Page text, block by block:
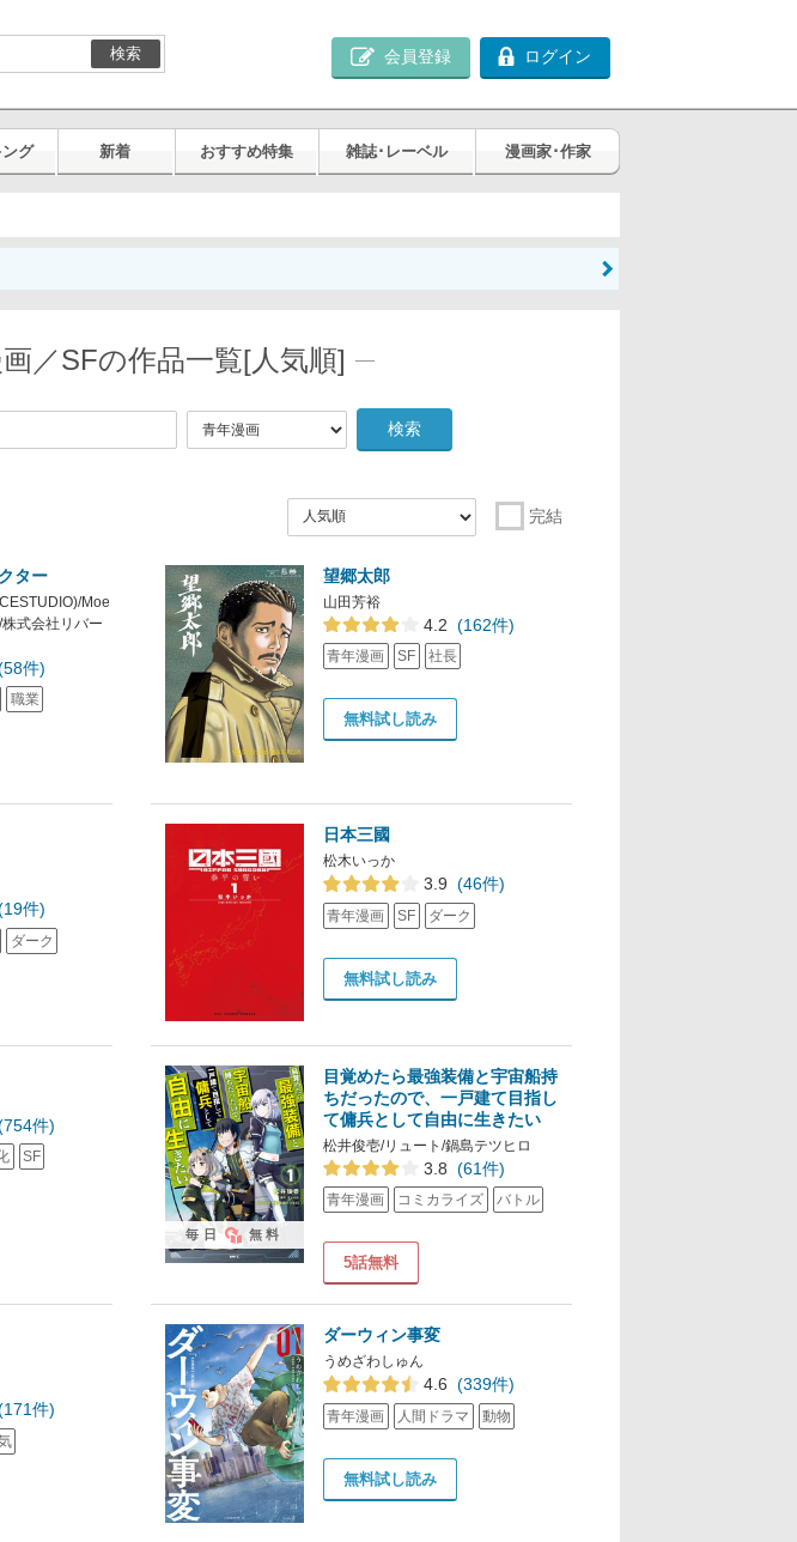
検索 会員登録 ログイン
グ 新着 おすすめ特集 雑誌･レーベル 漫画家･作家
／SFの作品一覧[人気順]
検索
完結
ター
Moe
式会社リバー
件)
職業
望郷太郎
山田芳裕
4.2 (162件)
青年漫画 SF 社長
無料試し読み
件)
ダーク
日本三國
松木いっか
3.9 (46件)
青年漫画 SF ダーク
無料試し読み
件)
SF
目覚めたら最強装備と宇宙船持
ちだったので、一戸建て目指し
て傭兵として自由に生きたい
松井俊壱/リュート/鍋島テツヒロ
3.8 (61件)
青年漫画 コミカライズ バトル
5話無料
毎日 無料
件)
ダーウィン事変
うめざわしゅん
4.6 (339件)
青年漫画 人間ドラマ 動物
無料試し読み